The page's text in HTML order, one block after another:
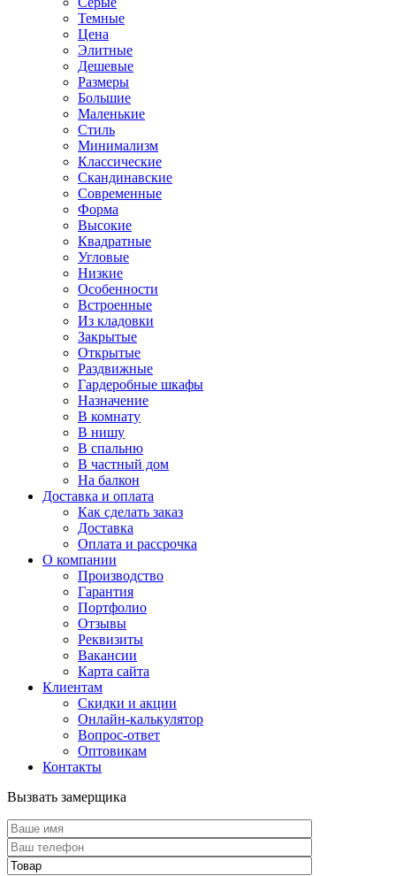
Темные
Цена
Элитные
Дешевые
Размеры
Большие
Маленькие
Стиль
Минимализм
Классические
Скандинавские
Современные
Форма
Высокие
Квадратные
Угловые
Низкие
Особенности
Встроенные
Из кладовки
Закрытые
Открытые
Раздвижные
Гардеробные шкафы
Назначение
В комнату
В нишу
В спальню
В частный дом
На балкон
Доставка и оплата
Как сделать заказ
Доставка
Оплата и рассрочка
О компании
Производство
Гарантия
Портфолио
Отзывы
Реквизиты
Вакансии
Карта сайта
Клиентам
Скидки и акции
Онлайн-калькулятор
Вопрос-ответ
Оптовикам
Контакты
Вызвать замерщика